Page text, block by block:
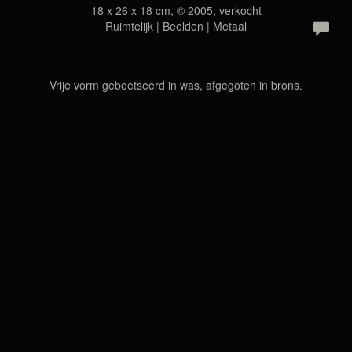
18 x 26 x 18 cm, © 2005, verkocht
Ruimtelijk | Beelden | Metaal
Vrije vorm geboetseerd in was, afgegoten in brons.